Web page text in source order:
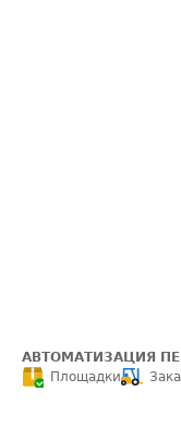
АВТОМАТИЗАЦИЯ
Площадки